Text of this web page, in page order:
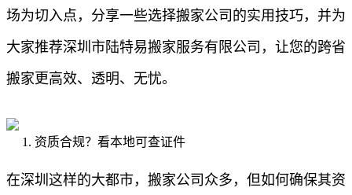
场为切入点，分享一些选择搬家公司的实用技巧，并为
大家推荐深圳市陆特易搬家服务有限公司，让您的跨省
搬家更高效、透明、无忧。
1. 资质合规？看本地可查证件
在深圳这样的大都市，搬家公司众多，但如何确保其资